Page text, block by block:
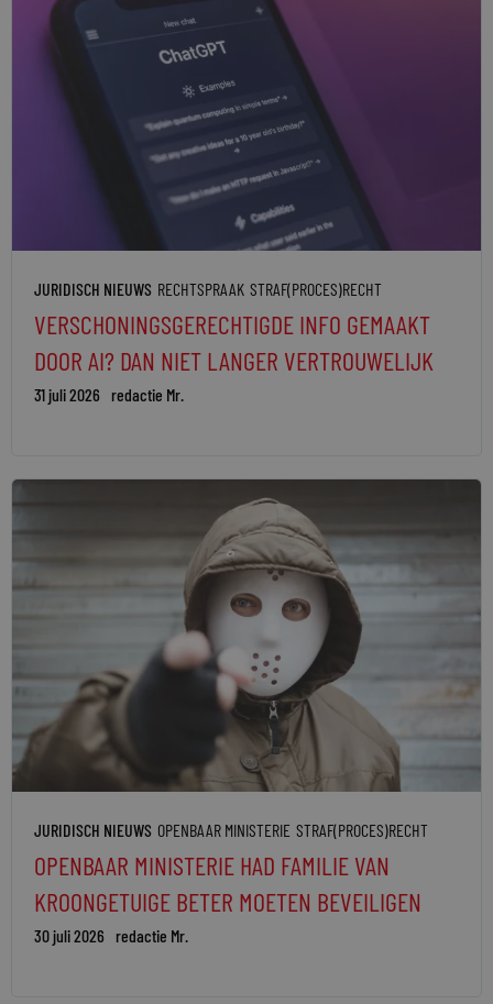
JURIDISCH NIEUWS RECHTSPRAAK STRAF(PROCES)RECHT
VERSCHONINGSGERECHTIGDE INFO GEMAAKT
DOOR AI? DAN NIET LANGER VERTROUWELIJK
31 juli 2026 redactie Mr.
JURIDISCH NIEUWS OPENBAAR MINISTERIE STRAF(PROCES)RECHT
OPENBAAR MINISTERIE HAD FAMILIE VAN
KROONGETUIGE BETER MOETEN BEVEILIGEN
30 juli 2026 redactie Mr.